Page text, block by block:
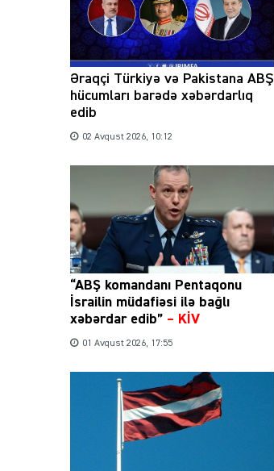
Əraqçi Türkiyə və Pakistana ABŞ
hücumları barədə xəbərdarlıq
edib
02 Avqust 2026, 10:12
“ABŞ komandanı Pentaqonu
İsrailin müdafiəsi ilə bağlı
xəbərdar edib” – KİV
01 Avqust 2026, 17:55